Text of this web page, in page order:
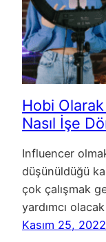
Hobi
Nasıl İşe
Influencer
düşünüldüğü
çok çalışmak
yardımcı
Kasım 25, 2022